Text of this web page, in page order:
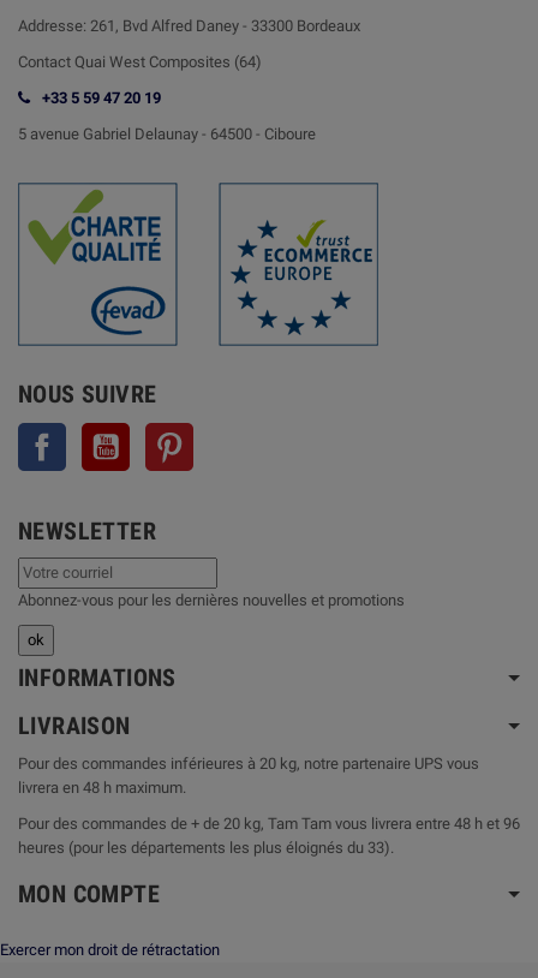
Addresse: 261, Bvd Alfred Daney - 33300 Bordeaux
Contact Quai West Composites (64)
+33 5 59 47 20 19
5 avenue Gabriel Delaunay - 64500 - Ciboure
NOUS SUIVRE
Facebook YouTube
NEWSLETTER
Abonnez-vous pour les dernières nouvelles et promotions
INFORMATIONS
LIVRAISON
Pour des commandes inférieures à 20 kg, notre partenaire UPS vous
livrera en 48 h maximum.
Pour des commandes de + de 20 kg, Tam Tam vous livrera entre 48 h et 96
heures (pour les départements les plus éloignés du 33).
MON COMPTE
Exercer mon droit de rétractation